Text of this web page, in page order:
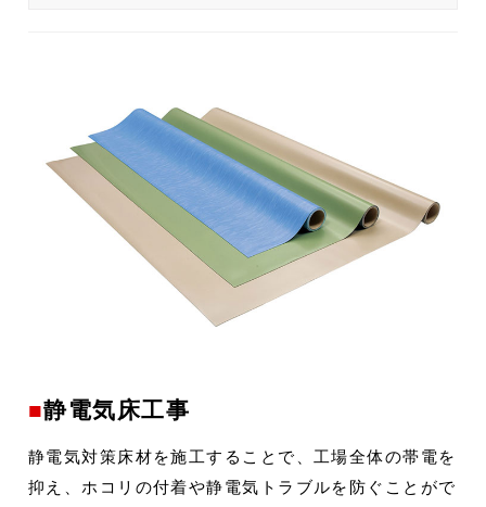
静電気床工事
静電気対策床材を施工することで、工場全体の帯電を
抑え、ホコリの付着や静電気トラブルを防ぐことがで